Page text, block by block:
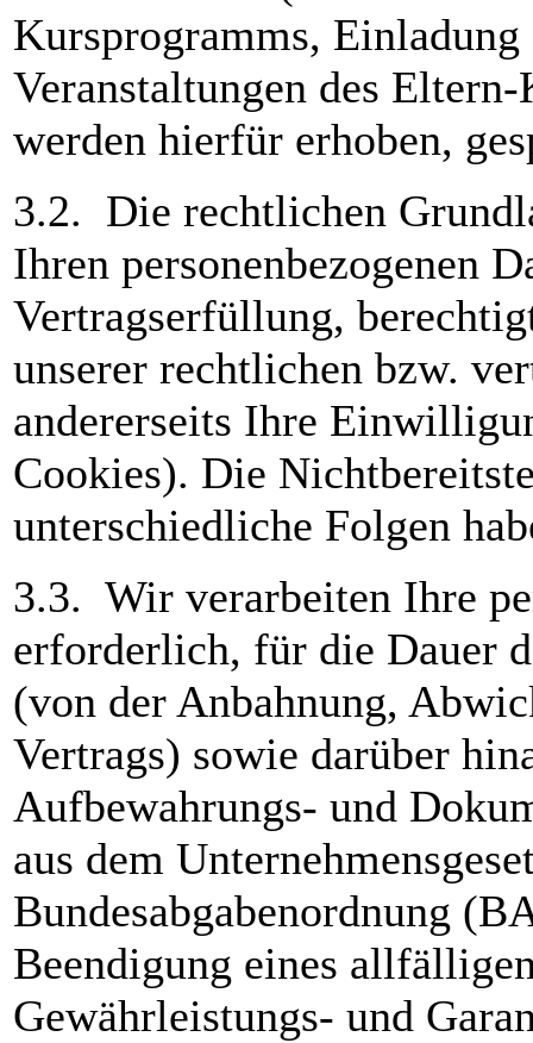
Kursprogramms,
Veranstaltungen des
werden hierfür erhoben,
3.2. Die rechtlichen
Ihren personenbezogenen
Vertragserfüllung,
unserer rechtlichen bzw.
andererseits Ihre
Cookies). Die
unterschiedliche Folgen
3.3. Wir verarbeiten Ihre
erforderlich, für die Dauer
(von der Anbahnung,
Vertrags) sowie darüber
Aufbewahrungs- und
aus dem
Bundesabgabenordnung
Beendigung eines
Gewährleistungs- und